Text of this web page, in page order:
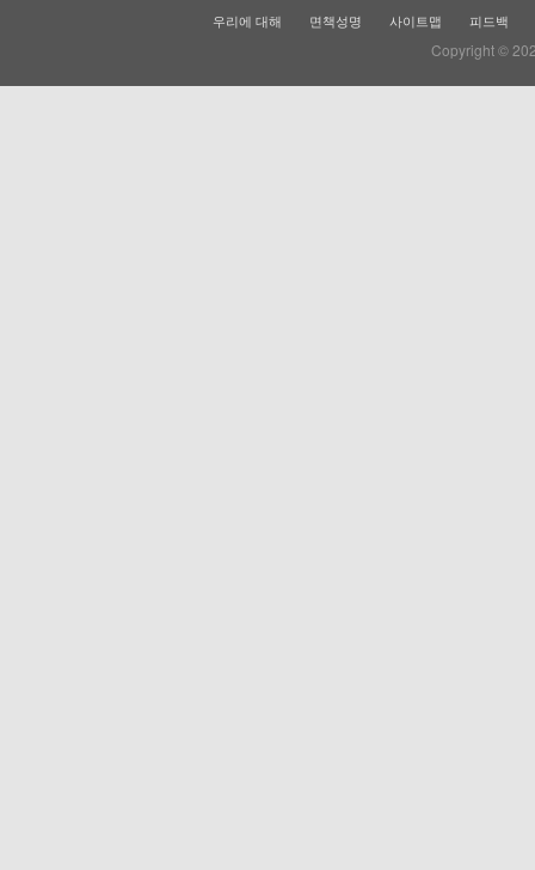
우리에 대해 면책성명 사이트맵 피드백
Copyright ©